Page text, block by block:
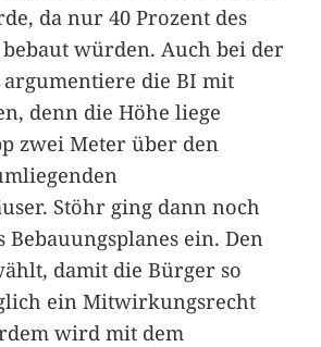
da nur 40 Prozent des
würden. Auch bei der
argumentiere die BI mit
denn die Höhe liege
zwei Meter über den
Stöhr ging dann noch
Bebauungsplanes ein. Den
damit die Bürger so
ein Mitwirkungsrecht
wird mit dem